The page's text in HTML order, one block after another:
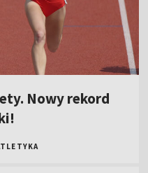
Nowy rekord